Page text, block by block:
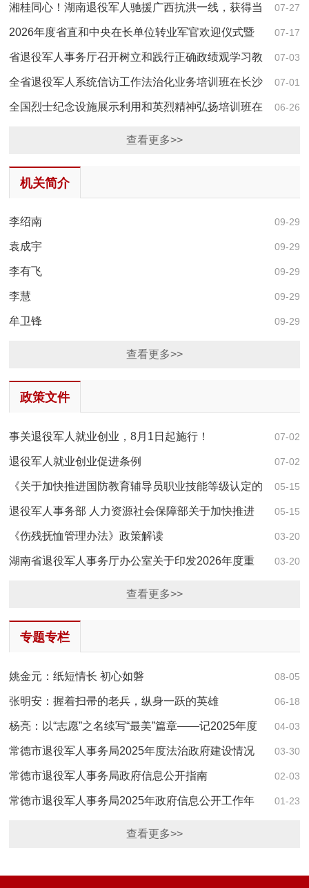
养对象 07-27
湘桂同心！湖南退役军人驰援广西抗洪一线，获得当
地感谢信 07-17
2026年度省直和中央在长单位转业军官欢迎仪式暨
岗前培训开班动员会在长沙举行 07-03
省退役军人事务厅召开树立和践行正确政绩观学习教
育警示教育会暨专题党课 07-01
全省退役军人系统信访工作法治化业务培训班在长沙
顺利举办 06-26
全国烈士纪念设施展示利用和英烈精神弘扬培训班在
查看更多>>
机关简介
09-29
李绍南
09-29
袁成宇
09-29
李有飞
09-29
李慧
09-29
牟卫锋
查看更多>>
政策文件
07-02
事关退役军人就业创业，8月1日起施行！
07-02
退役军人就业创业促进条例
05-15
《关于加快推进国防教育辅导员职业技能等级认定的
实施意见》政策解读 05-15
退役军人事务部 人力资源社会保障部关于加快推进
国防教育辅导员职业技能等级认定的实施意见 03-20
《伤残抚恤管理办法》政策解读
03-20
湖南省退役军人事务厅办公室关于印发2026年度重
查看更多>>
专题专栏
08-05
姚金元：纸短情长 初心如磐
06-18
张明安：握着扫帚的老兵，纵身一跃的英雄
04-03
杨亮：以“志愿”之名续写“最美”篇章——记2025年度
湖南省“志愿服务之星” 03-30
常德市退役军人事务局2025年度法治政府建设情况
报告 02-03
常德市退役军人事务局政府信息公开指南
01-23
常德市退役军人事务局2025年政府信息公开工作年
查看更多>>